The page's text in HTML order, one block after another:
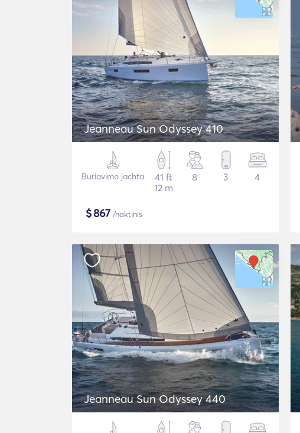
Jeanneau Sun Odyssey 410
Buriavimo jachta
41 ft
12 m
8 3 4
$867 /naktinis
Jeanneau Sun Odyssey 440